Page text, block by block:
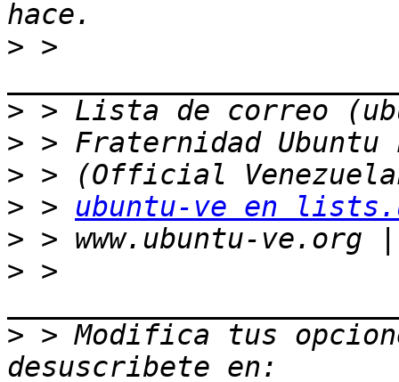
> >
>
>
>
> > ubuntu-ve en
>
> >
> > Modifica tus